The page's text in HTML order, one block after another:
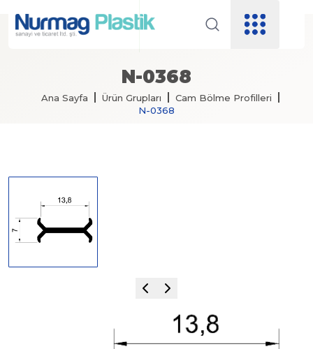
N-0368
Ana Sayfa Ürün Grupları
Cam Bölme Profilleri
N-0368